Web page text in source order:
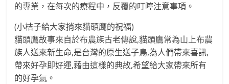
的專業，在每次的療程中，反覆的叮嚀注意事項。
(小桔子給大家捎來貓頭鹰的祝福)
貓頭鷹故事來自於布農族古老傳說,貓頭鷹常為山上布農
族人送來新生命,是台灣的原生送子鳥,為人們帶來喜訊,
帶來好孕即好運,藉由這樣的典故,希望給大家帶來所有
的好孕氣。